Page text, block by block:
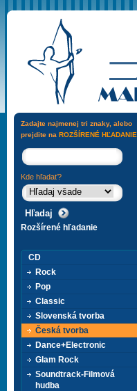
Zadajte najmenej tri znaky, alebo
prejdite na ROZŠÍRENÉ HĽADANIE
Kde hľadať?
Rozšírené hľadanie
CD
Rock
Pop
Classic
Slovenská tvorba
Česká tvorba
Dance+Electronic
Glam Rock
Soundtrack-Filmová
hudba